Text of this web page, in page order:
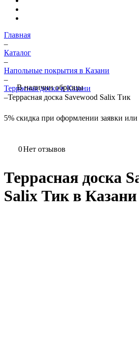
Главная
–
Каталог
–
Напольные покрытия в Казани
–
Террасная доска в Казани
–Террасная доска Savewood Salix Тик
5% скидка при оформлении заявки или
0Нет отзывов
Террасная доска
Salix Тик в Казани
В наличии образцы